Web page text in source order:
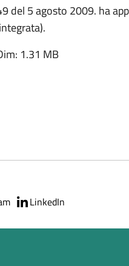
del 5 agosto 2009. ha
1.31 MB
LinkedIn